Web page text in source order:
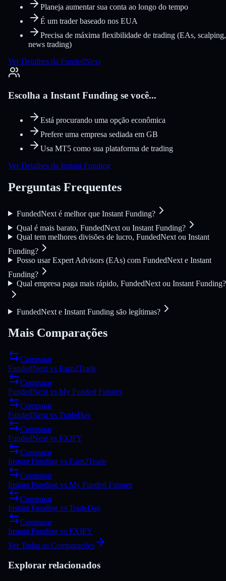
Planeja aumentar sua conta ao longo do tempo
É um trader baseado nos EUA
Precisa de máxima flexibilidade de trading (EAs, scalping,
news trading)
Ver Detalhes da FundedNext
Escolha a Instant Funding se você...
Está procurando uma opção econômica
Prefere uma empresa sediada em GB
Usa MT5 como sua plataforma de trading
Ver Detalhes da Instant Funding
Perguntas Frequentes
FundedNext é melhor que Instant Funding?
Qual é mais barato, FundedNext ou Instant Funding?
Qual tem melhores divisões de lucro, FundedNext ou Instant
Funding?
Posso usar Expert Advisors (EAs) com FundedNext e Instant
Funding?
Qual empresa paga mais rápido, FundedNext ou Instant Funding?
FundedNext e Instant Funding são legítimas?
Mais Comparações
Comparar
FundedNext vs Earn2Trade
Comparar
FundedNext vs My Funded Futures
Comparar
FundedNext vs TradeDay
Comparar
FundedNext vs FXIFY
Comparar
Instant Funding vs Earn2Trade
Comparar
Instant Funding vs My Funded Futures
Comparar
Instant Funding vs TradeDay
Comparar
Instant Funding vs FXIFY
Ver Todas as Comparações
Explorar relacionados